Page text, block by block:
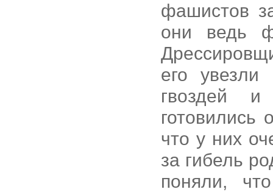
фашистов
они ведь
его
гвоздей
готовились
что у них
за гибель
поняли,